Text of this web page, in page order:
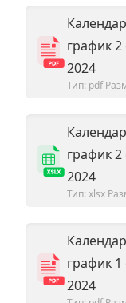
график 2
2024
Тип: pdf
график 2
2024
Тип: xlsx
график 1
2024